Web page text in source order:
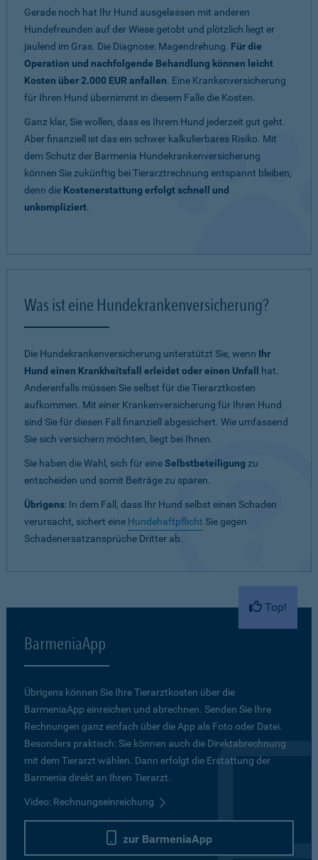
Gerade noch hat Ihr Hund ausgelassen mit anderen
Hundefreunden auf der Wiese getobt und plötzlich liegt er
jaulend im Gras. Die Diagnose: Magendrehung. Für die
Operation und nachfolgende Behandlung können leicht
Kosten über 2.000 EUR anfallen. Eine Krankenversicherung
für Ihren Hund übernimmt in diesem Falle die Kosten.
Ganz klar, Sie wollen, dass es Ihrem Hund jederzeit gut geht.
Aber finanziell ist das ein schwer kalkulierbares Risiko. Mit
dem Schutz der Barmenia Hundekrankenversicherung
können Sie zukünftig bei Tierarztrechnung entspannt bleiben,
denn die Kostenerstattung erfolgt schnell und
unkompliziert.
Was ist eine Hundekrankenversicherung?
Die Hundekrankenversicherung unterstützt Sie, wenn Ihr
Hund einen Krankheitsfall erleidet oder einen Unfall
hat.
Anderenfalls müssen Sie selbst für die Tierarztkosten
aufkommen. Mit einer Krankenversicherung für Ihren Hund
sind Sie für diesen Fall finanziell abgesichert. Wie umfassend
Sie sich versichern möchten, liegt bei Ihnen.
Sie haben die Wahl, sich für eineSelbstbeteiligung zu
entscheiden und somit Beiträge zu sparen.
Übrigens: In dem Fall, dass Ihr Hund selbst einen Schaden
verursacht, sichert eine Hundehaftpflicht Sie gegen
Schadenersatzansprüche Dritter ab.
Top!
BarmeniaApp
Übrigens können Sie Ihre Tierarztkosten über die
BarmeniaApp einreichen und abrechnen. Senden Sie Ihre
Rechnungen ganz einfach über die App als Foto oder Datei.
Besonders praktisch: Sie können auch die Direktabrechnung
mit dem Tierarzt wählen. Dann erfolgt die Erstattung der
Barmenia direkt an Ihren Tierarzt.
Video: Rechnungseinreichung
zur BarmeniaApp